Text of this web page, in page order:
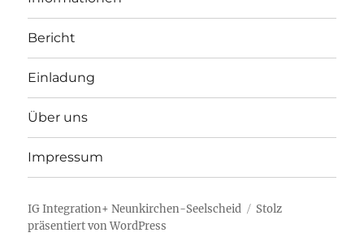
Bericht
Einladung
Über uns
Impressum
IG Integration+ Neunkirchen-Seelscheid
Stolz
präsentiert von WordPress